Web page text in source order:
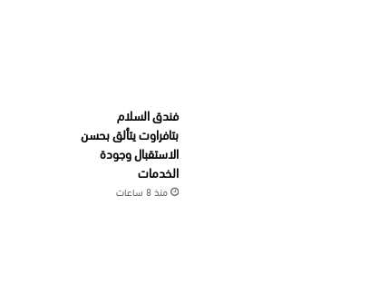
فندق السلام
بتافراوت يتألق بحسن
الاستقبال وجودة
الخدمات
منذ 8 ساعات